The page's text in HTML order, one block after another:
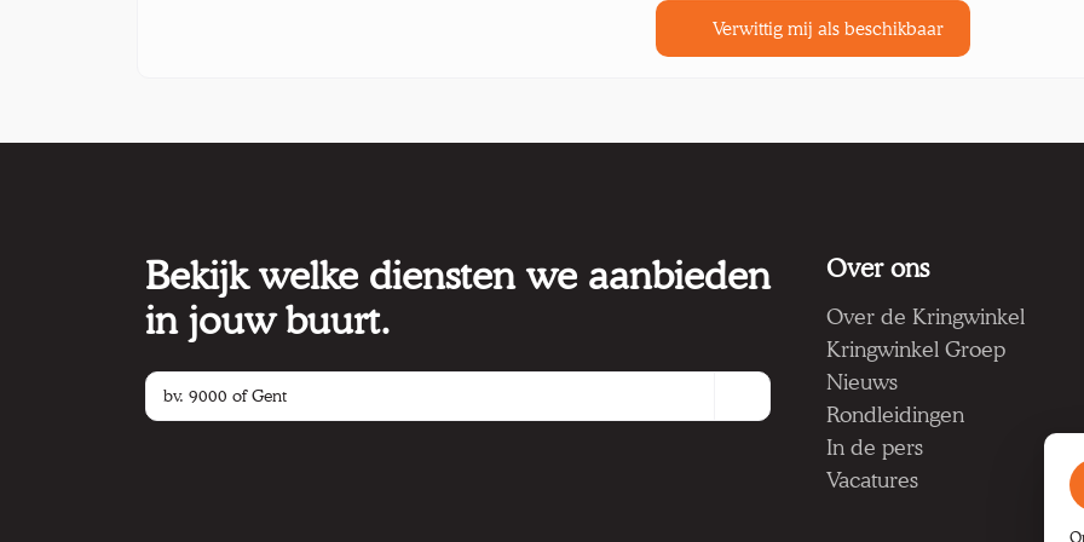
Verwittig mij als beschikbaar
Bekijk welke diensten we aanbieden
in jouw buurt.
Over ons
Over de Kringwinkel
Kringwinkel Groep
Nieuws
Rondleidingen
In de pers
Vacatures